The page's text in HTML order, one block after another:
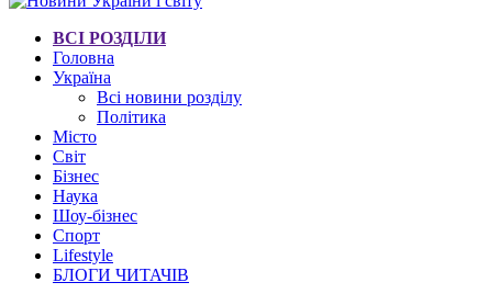
ВСІ РОЗДІЛИ
Головна
Україна
Всі новини розділу
Політика
Місто
Світ
Бізнес
Наука
Шоу-бізнес
Спорт
Lifestyle
БЛОГИ ЧИТАЧІВ